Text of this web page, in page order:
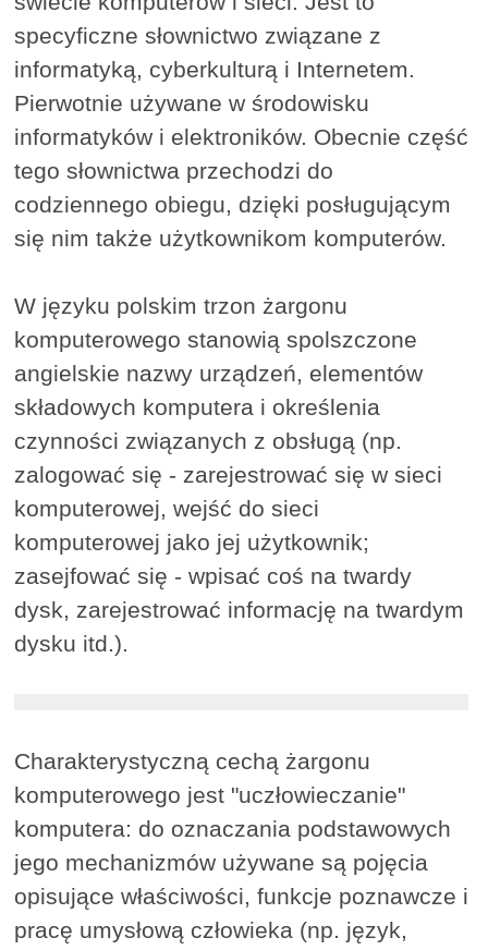
specyficzne słownictwo związane z
informatyką, cyberkulturą i Internetem.
Pierwotnie używane w środowisku
informatyków i elektroników. Obecnie część
tego słownictwa przechodzi do
codziennego obiegu, dzięki posługującym
się nim także użytkownikom komputerów.
W języku polskim trzon żargonu
komputerowego stanowią spolszczone
angielskie nazwy urządzeń, elementów
składowych komputera i określenia
czynności związanych z obsługą (np.
zalogować się - zarejestrować się w sieci
komputerowej, wejść do sieci
komputerowej jako jej użytkownik;
zasejfować się - wpisać coś na twardy
dysk, zarejestrować informację na twardym
dysku itd.).
Charakterystyczną cechą żargonu
komputerowego jest "uczłowieczanie"
komputera: do oznaczania podstawowych
jego mechanizmów używane są pojęcia
opisujące właściwości, funkcje poznawcze i
pracę umysłową człowieka (np. język,